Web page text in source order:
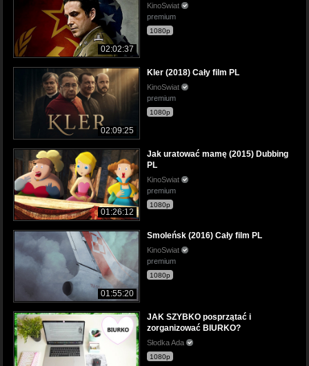
02:02:37
KinoSwiat
premium
1080p
02:09:25
Kler (2018) Cały film PL
KinoSwiat
premium
1080p
01:26:12
Jak uratować mamę (2015) Dubbing
PL
KinoSwiat
premium
1080p
01:55:20
Smoleńsk (2016) Cały film PL
KinoSwiat
premium
1080p
JAK SZYBKO posprzątać i
zorganizować BIURKO?
Słodka Ada
1080p